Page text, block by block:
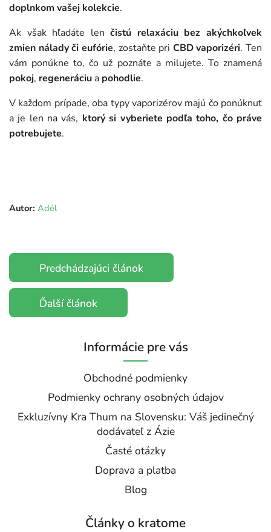
doplnkom vašej kolekcie.
Ak však hľadáte lenčistú relaxáciu bez akýchkoľvek
zmien nálady či eufórie, zostaňte pri CBD vaporizéri. Ten
vám ponúkne to, čo už poznáte a milujete. To znamená
pokoj, regeneráciu a pohodlie.
V každom prípade, oba typy vaporizérov majú čo ponúknuť
a je len na vás, ktorý si vyberiete podľa toho, čo práve
potrebujete.
Autor: Adél
Predchádzajúci článok
Ďalší článok
Informácie pre vás
Obchodné podmienky
Podmienky ochrany osobných údajov
Exkluzívny Kra Thum na Slovensku: Váš jedinečný
dodávateľ z Ázie
Časté otázky
Doprava a platba
Blog
Články o kratome